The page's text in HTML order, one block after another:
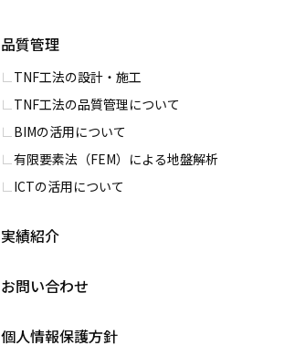
品質管理
TNF工法の設計・施工
TNF工法の品質管理について
BIMの活用について
有限要素法（FEM）による地盤解析
ICTの活用について
実績紹介
お問い合わせ
個人情報保護方針